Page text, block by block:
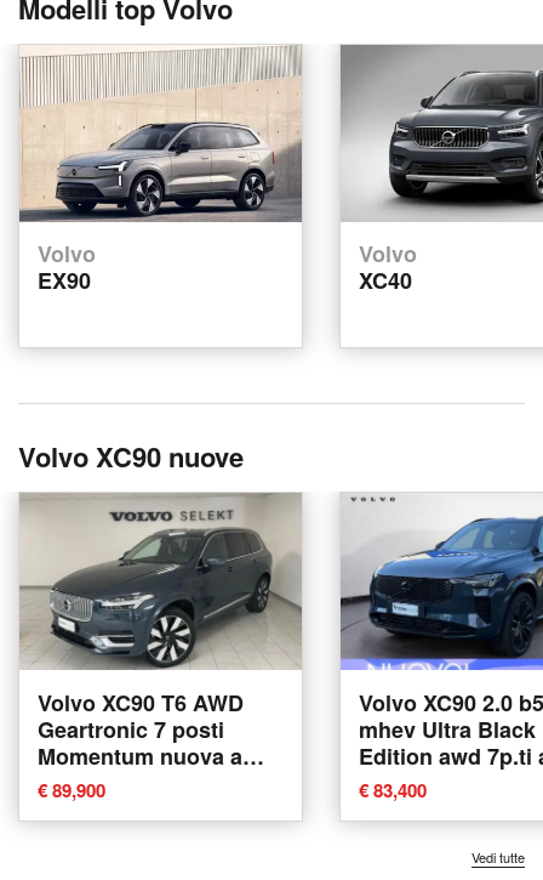
Modelli top Volvo
Volvo
EX90
Volvo
XC40
Volvo XC90 nuove
Volvo XC90 T6 AWD
Geartronic 7 posti
Momentum nuova a
Lurate Caccivio
€ 89,900
Volvo XC90 2.0 b5
mhev Ultra Black
Edition awd 7p.ti
nuova a
€ 83,400
Vedi tutte